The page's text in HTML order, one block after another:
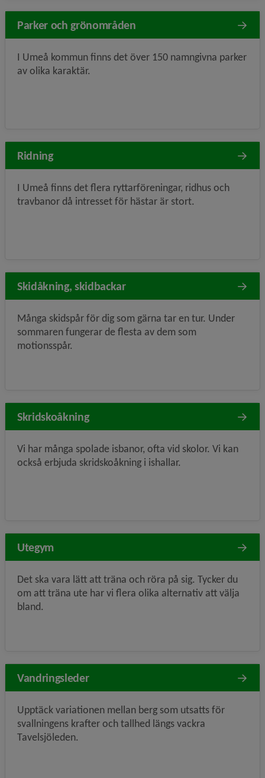
Parker och grönområden
I Umeå kommun finns det över 150 namngivna parker
av olika karaktär.
Ridning
I Umeå finns det flera ryttarföreningar, ridhus och
travbanor då intresset för hästar är stort.
Skidåkning, skidbackar
Många skidspår för dig som gärna tar en tur. Under
sommaren fungerar de flesta av dem som
motionsspår.
Skridskoåkning
Vi har många spolade isbanor, ofta vid skolor. Vi kan
också erbjuda skridskoåkning i ishallar.
Utegym
Det ska vara lätt att träna och röra på sig. Tycker du
om att träna ute har vi flera olika alternativ att välja
bland.
Vandringsleder
Upptäck variationen mellan berg som utsatts för
svallningens krafter och tallhed längs vackra
Tavelsjöleden.